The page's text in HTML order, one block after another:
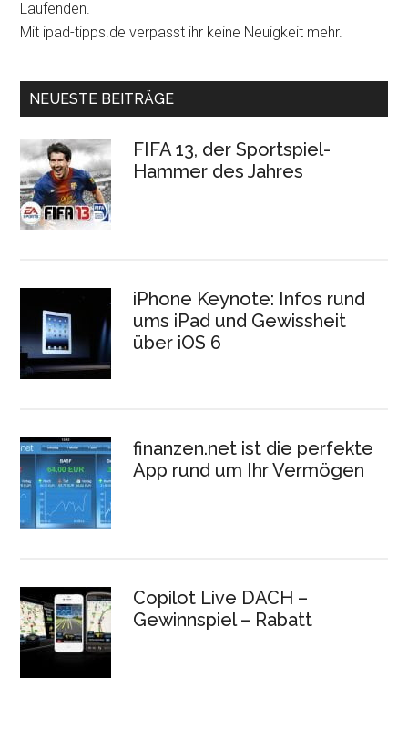
Laufenden.
Mit ipad-tipps.de verpasst ihr keine Neuigkeit mehr.
NEUESTE BEITRÄGE
FIFA 13, der Sportspiel-
Hammer des Jahres
iPhone Keynote: Infos rund
ums iPad und Gewissheit
über iOS 6
finanzen.net ist die perfekte
App rund um Ihr Vermögen
Copilot Live DACH –
Gewinnspiel – Rabatt